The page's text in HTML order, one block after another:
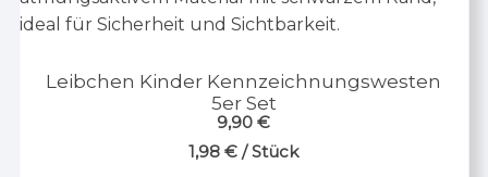
Leibchen Kinder Kennzeichnungswesten
5er Set
9,90€
1,98€ /Stück